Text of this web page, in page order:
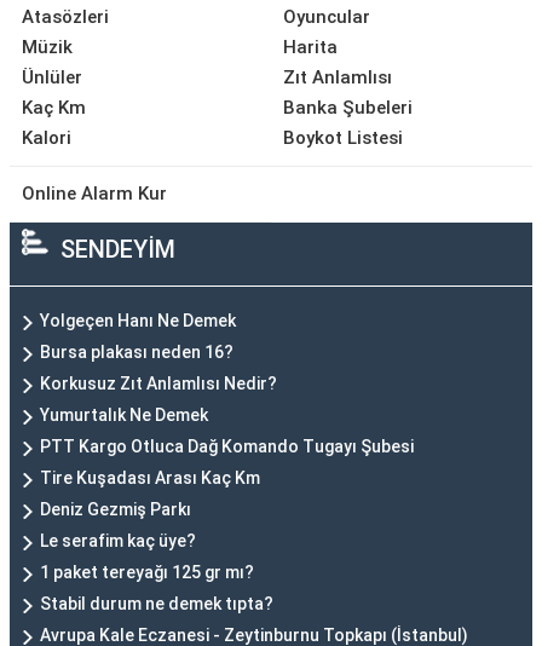
Atasözleri
Müzik
Ünlüler
Kaç Km
Kalori
Oyuncular
Harita
Zıt Anlamlısı
Banka Şubeleri
Boykot Listesi
Online Alarm Kur
SENDEYİM
Yolgeçen Hanı Ne Demek
Bursa plakası neden 16?
Korkusuz Zıt Anlamlısı Nedir?
Yumurtalık Ne Demek
PTT Kargo Otluca Dağ Komando Tugayı Şubesi
Tire Kuşadası Arası Kaç Km
Deniz Gezmiş Parkı
Le serafim kaç üye?
1 paket tereyağı 125 gr mı?
Stabil durum ne demek tıpta?
Avrupa Kale Eczanesi - Zeytinburnu Topkapı (İstanbul)